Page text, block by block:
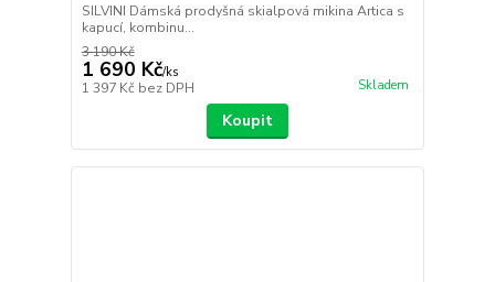
SILVINI Dámská prodyšná skialpová mikina Artica s
kapucí, kombinu...
3 190 Kč
1 690 Kč/ks
1 397 Kč bez DPH Skladem
Koupit